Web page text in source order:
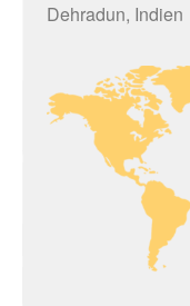
Dehradun, Indien